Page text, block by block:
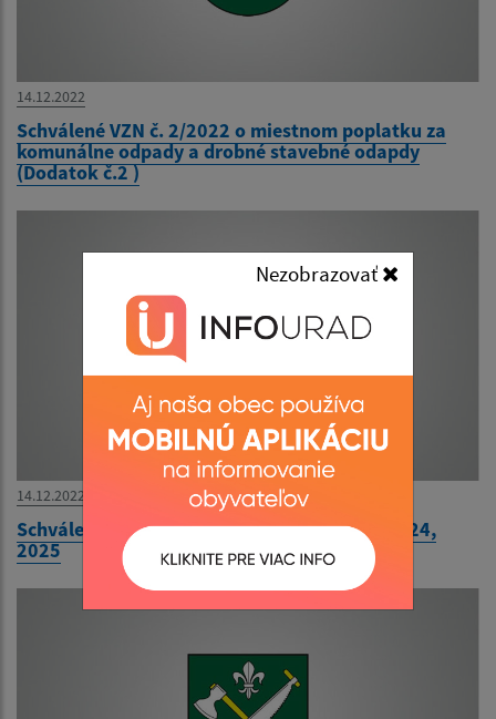
14.12.2022
Schválené VZN č. 2/2022 o miestnom poplatku za
komunálne odpady a drobné stavebné odapdy
(Dodatok č.2 )
14.12.2022
Schválený rozpočet na rok 2023, návrh na 2024,
2025
Nezobrazovať